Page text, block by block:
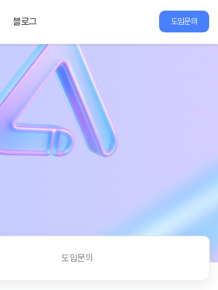
블로그 도입문의
도입문의